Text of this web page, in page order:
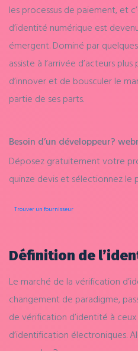
les processus de paiement, et
d’identité numérique est
émergent. Dominé par
assiste à l’arrivée d’acteurs
d’innover et de bousculer le
partie de ses parts.
Besoin d’un développeur?
Déposez gratuitement votre
quinze devis et sélectionnez le
Trouver un fournisseur
Définition de
Le marché de la vérification
changement de paradigme,
de vérification d’identité à
d’identification électroniques.